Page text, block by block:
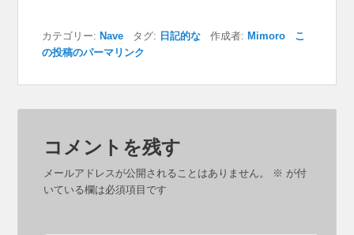
カテゴリー:Nave タグ: 日記的な 作成者:Mimoro
こ
の投稿のパーマリンク
コメントを残す
メールアドレスが公開されることはありません。 ※ が付
いている欄は必須項目です